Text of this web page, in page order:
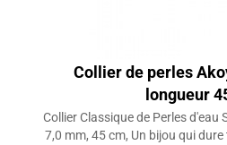
Collier de perles
longueur
Collier Classique de Perles d'eau
7,0 mm, 45 cm, Un bijou qui